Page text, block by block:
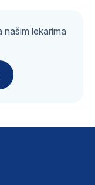
lekarima